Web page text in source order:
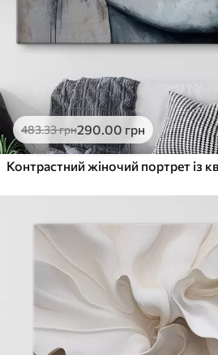
483.33грн290.00 грн